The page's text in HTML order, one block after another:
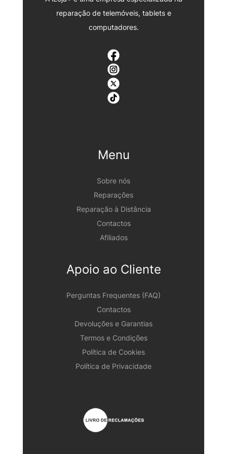
reparação de telemóveis, tablets e
computadores.
Menu
Sobre nós
Reparações
Reparação à Distância
Contactos
Afiliados
Apoio ao Cliente
Perguntas Frequentes (FAQ)
Contactos
Devoluções e Garantias
Termos e Condições
Política de Cookies
Política de Privacidade